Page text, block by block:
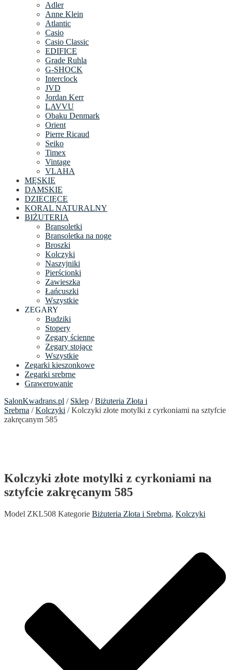
Adler
Anne Klein
Atlantic
Casio
Casio Classic
EDIFICE
Grade Ruhla
G-SHOCK
Interclock
JVD
Jordan Kerr
LAVVU
Obaku Denmark
Orient
Pierre Ricaud
Seiko
Timex
Vintage
VLAHA
MĘSKIE
DAMSKIE
DZIECIĘCE
KORAL NATURALNY
BIŻUTERIA
Bransoletki
Bransoletka na noge
Broszki
Kolczyki
Naszyjniki
Pierścionki
Zawieszka
Łańcuszki
Wszystkie
ZEGARY
Budziki
Stopery
Zegary ścienne
Zegary stojące
Wszystkie
Zegarki kieszonkowe
Zegarki srebrne
Grawerowanie
SalonKwadrans.pl / Sklep /Biżuteria Złota i
Srebrna /Kolczyki / Kolczyki złote motylki z cyrkoniami na sztyfcie
zakręcanym 585
Kolczyki złote motylki z cyrkoniami na
sztyfcie zakręcanym 585
Model ZKL508 Kategorie Biżuteria Złota i Srebrna, Kolczyki